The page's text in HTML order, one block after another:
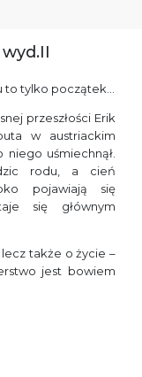
to tylko początek…
przeszłości Erik
w austriackim
uśmiechnął.
rodu, a cień
pojawiają się
się głównym
także o życie –
jest bowiem